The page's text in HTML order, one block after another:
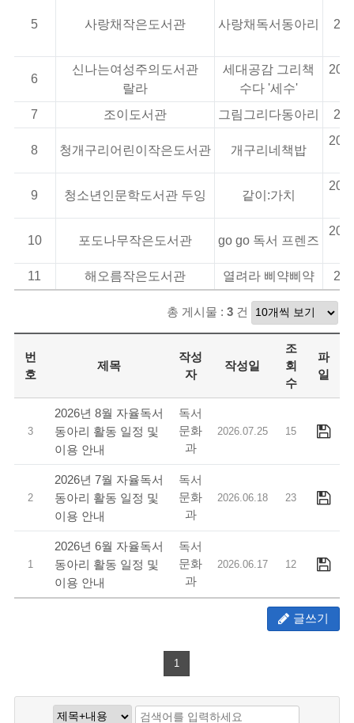
5 사랑채작은도서관 사랑채독서동아리
6
신나는여성주의도서관
랄라
세대공감 그리책
수다 '세수'
7
조이도서관 그림그리다동아리
8 청개구리어린이작은도서관 개구리네책밥
9 청소년인문학도서관 두잉 같이:가치
10 포도나무작은도서관 go go 독서 프렌즈
11
해오름작은도서관 열려라 삐약삐약
총 게시물 :3 건
번
호
제목
작성
자
작성일
조
회
수
파
일
3
2026년 8월 자율독서
동아리 활동 일정 및
이용 안내
독서
문화
과
2026.07.25 15
2
2026년 7월 자율독서
동아리 활동 일정 및
이용 안내
독서
문화
과
2026.06.18 23
1
2026년 6월 자율독서
동아리 활동 일정 및
이용 안내
독서
문화
과
2026.06.17 12
글쓰기
1